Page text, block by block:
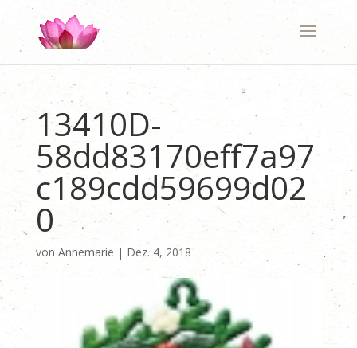
13410D-
58dd83170eff7a97
c189cdd59699d02
0
von Annemarie | Dez. 4, 2018